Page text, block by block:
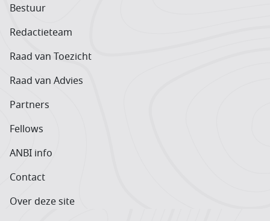
Bestuur
Redactieteam
Raad van Toezicht
Raad van Advies
Partners
Fellows
ANBI info
Contact
Over deze site